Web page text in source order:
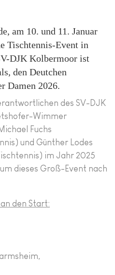
am 10. und 11. Januar
Tischtennis-Event in
DJK Kolbermoor ist
den Deutchen
Damen 2026.
des SV-DJK
Wimmer
Fuchs
und Günther Lodes
im Jahr 2025
dieses Groß-Event nach
den Start: